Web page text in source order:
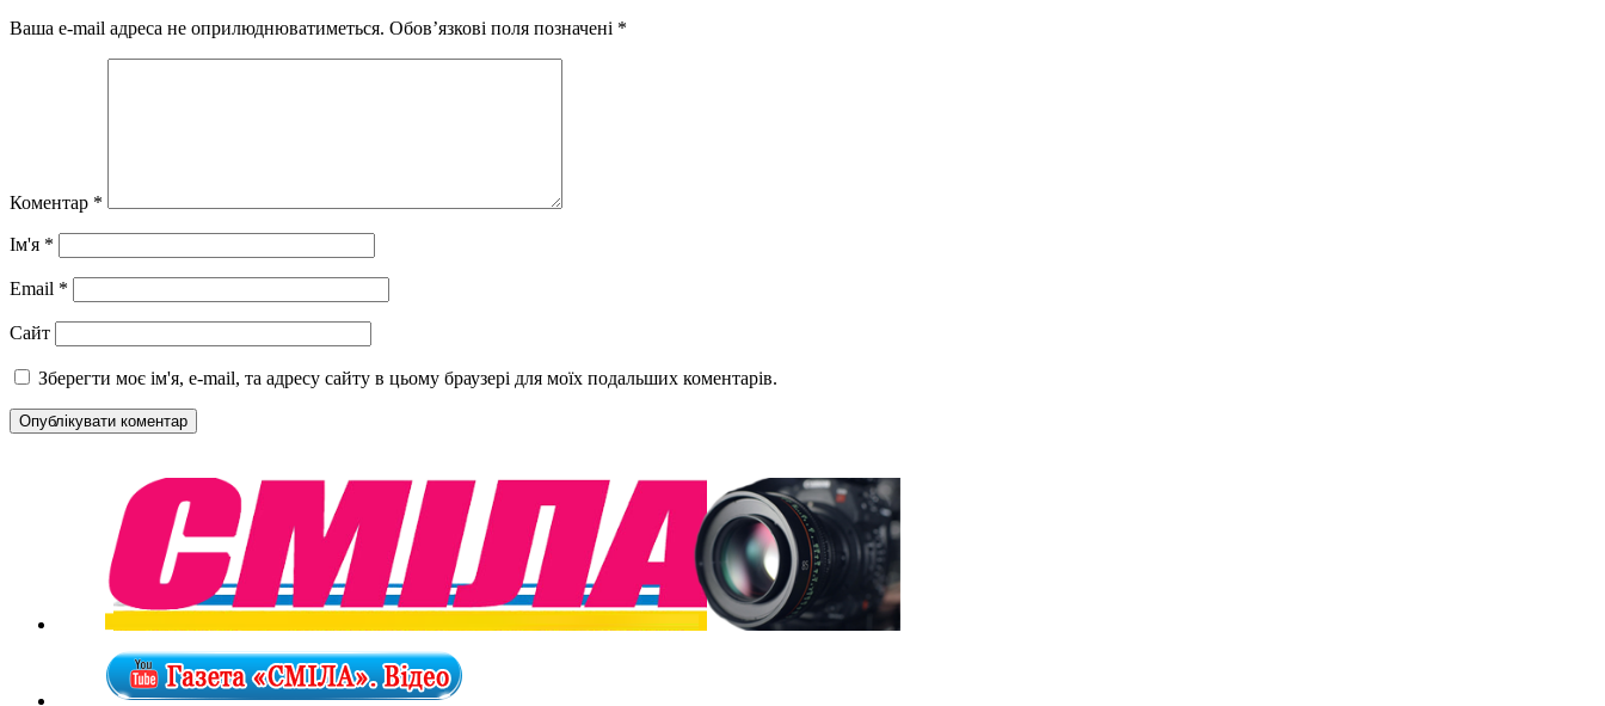
Ваша e-mail адреса не оприлюднюватиметься. Обов’язкові поля позначені *
Коментар *
Ім'я *
Email *
Сайт
Зберегти моє ім'я, e-mail, та адресу сайту в цьому браузері для моїх подальших коментарів.